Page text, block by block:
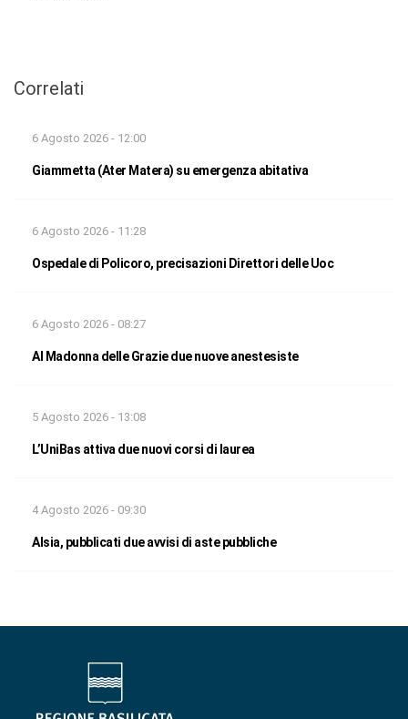
Correlati
6 Agosto 2026 - 12:00
Giammetta (Ater Matera) su emergenza abitativa
6 Agosto 2026 - 11:28
Ospedale di Policoro, precisazioni Direttori delle Uoc
6 Agosto 2026 - 08:27
Al Madonna delle Grazie due nuove anestesiste
5 Agosto 2026 - 13:08
L’UniBas attiva due nuovi corsi di laurea
4 Agosto 2026 - 09:30
Alsia, pubblicati due avvisi di aste pubbliche